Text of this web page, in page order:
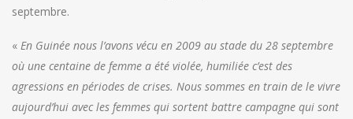
septembre.
« En Guinée nous l’avons vécu en 2009 au stade du 28 septembre
où une centaine de femme a été violée, humiliée c’est des
agressions en périodes de crises. Nous sommes en train de le vivre
aujourd’hui avec les femmes qui sortent battre campagne qui sont